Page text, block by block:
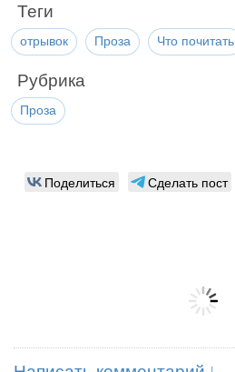
Теги
отрывок Проза Что почитать
Рубрика
Проза
Поделиться Сделать пост